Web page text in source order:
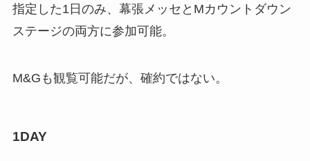
指定した1日のみ、幕張メッセとMカウントダウン
ステージの両方に参加可能。
M&Gも観覧可能だが、確約ではない。
1DAY